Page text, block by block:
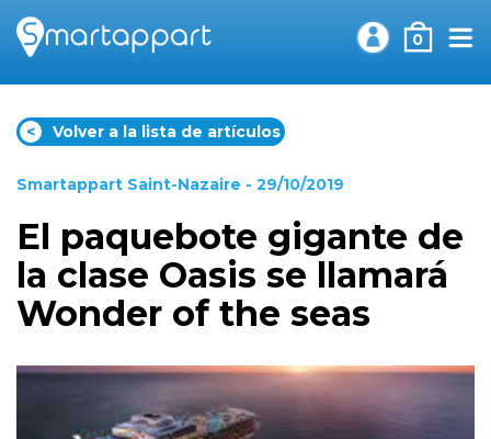
0
< Volver a la lista de artículos
Smartappart Saint-Nazaire - 29/10/2019
El paquebote gigante de
la clase Oasis se llamará
Wonder of the seas